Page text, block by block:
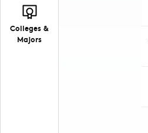
Colleges &
Majors